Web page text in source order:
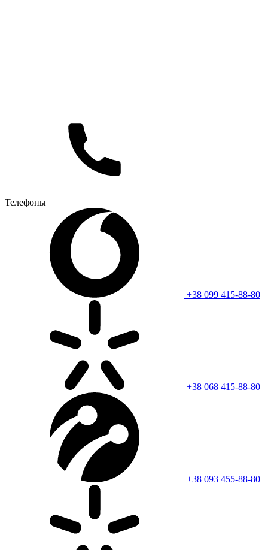
Телефоны
+38 099 415-88-80
+38 068 415-88-80
+38 093 455-88-80